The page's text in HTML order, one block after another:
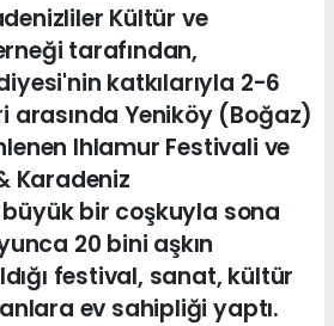
Kültür ve
tarafından,
katkılarıyla 2-6
arasında Yeniköy (Boğaz)
Ihlamur Festivali ve
Karadeniz
bir coşkuyla sona
20 bini aşkın
festival, sanat, kültür
ev sahipliği yaptı.